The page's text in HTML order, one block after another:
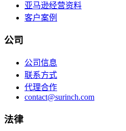
亚马逊经营资料
客户案例
公司
公司信息
联系方式
代理合作
contact@surinch.com
法律